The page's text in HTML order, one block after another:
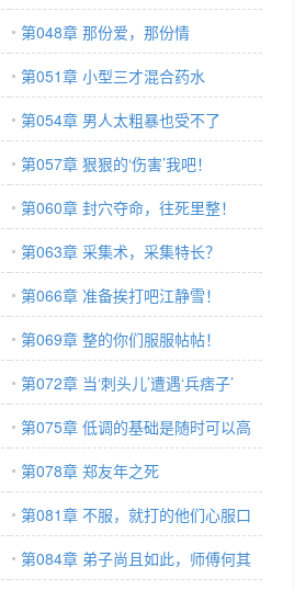
第048章 那份爱，那份情
第051章 小型三才混合药水
第054章 男人太粗暴也受不了
第057章 狠狠的‘伤害’我吧！
第060章 封穴夺命，往死里整！
第063章 采集术，采集特长？
第066章 准备挨打吧江静雪！
第069章 整的你们服服帖帖！
第072章 当‘刺头儿’遭遇‘兵痞子’
第075章 低调的基础是随时可以高
调！
第078章 郑友年之死
第081章 不服，就打的他们心服口
服！
第084章 弟子尚且如此，师傅何其